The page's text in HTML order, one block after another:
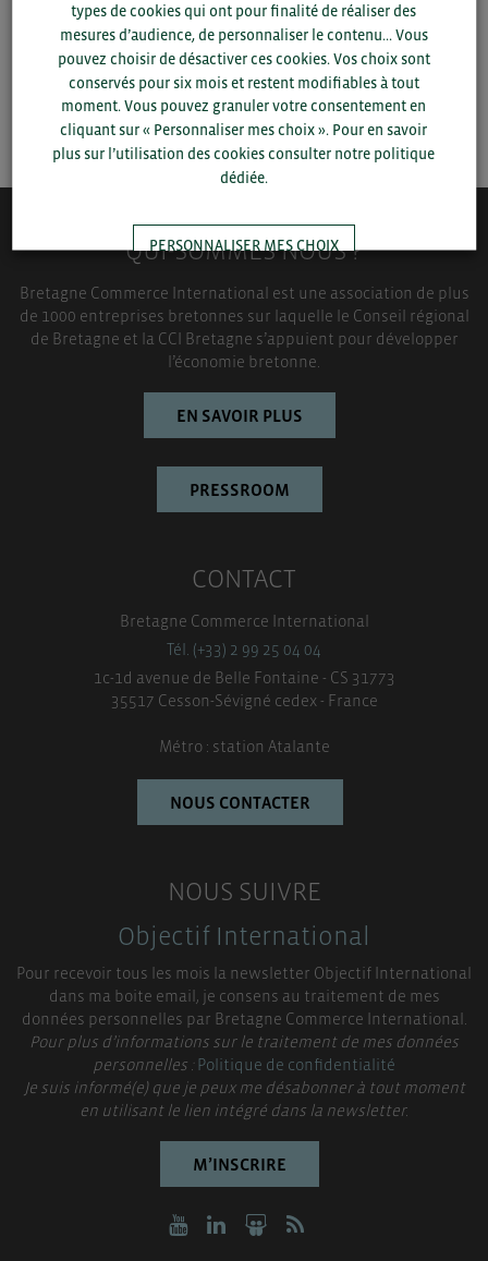
SAUVEGARDER
QUI-SOMMES NOUS ?
Bretagne Commerce International est une association de plus
de 1000 entreprises bretonnes sur laquelle le Conseil régional
de Bretagne et la CCI Bretagne s’appuient pour développer
l’économie bretonne.
EN SAVOIR PLUS
PRESSROOM
CONTACT
Bretagne Commerce International
Tél. (+33) 2 99 25 04 04
1c-1d avenue de Belle Fontaine - CS 31773
35517 Cesson-Sévigné cedex - France
Métro : station Atalante
NOUS CONTACTER
NOUS SUIVRE
Objectif International
Pour recevoir tous les mois la newsletter Objectif International
dans ma boite email, je consens au traitement de mes
données personnelles par Bretagne Commerce International.
Pour plus d’informations sur le traitement de mes données
personnelles :Politique de confidentialité
Je suis informé(e) que je peux me désabonner à tout moment
en utilisant le lien intégré dans la newsletter.
M’INSCRIRE
types de cookies qui ont pour finalité de réaliser des
mesures d’audience, de personnaliser le contenu... Vous
pouvez choisir de désactiver ces cookies. Vos choix sont
conservés pour six mois et restent modifiables à tout
moment. Vous pouvez granuler votre consentement en
cliquant sur « Personnaliser mes choix ». Pour en savoir
plus sur l’utilisation des cookies consulter notre politique
dédiée.
PERSONNALISER MES CHOIX
TOUT ACCEPTER